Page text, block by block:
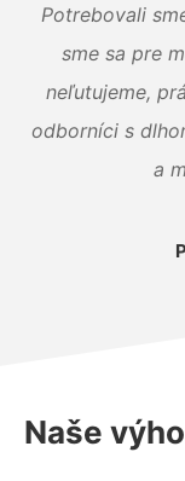
Potrebovali
sme sa pre
neľutujeme,
odborníci s
a
Naše